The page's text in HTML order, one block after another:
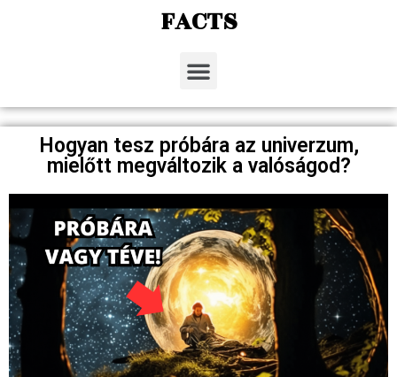
FACTS
Hogyan tesz próbára az univerzum,
mielőtt megváltozik a valóságod?